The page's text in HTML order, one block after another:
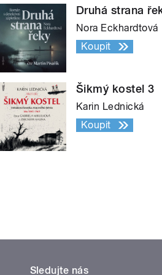
Druhá strana
Nora Eckhardtová
Koupit
Šikmý kostel 3
Karin Lednická
Koupit
Sledujte nás